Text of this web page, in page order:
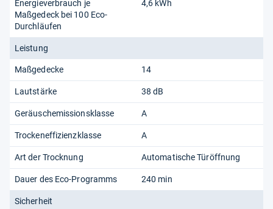
Energieverbrauch je
Maßgedeck bei 100 Eco-
Durchläufen
4,6 kWh
Leistung
Maßgedecke 14
Lautstärke 38 dB
Geräuschemissionsklasse A
Trockeneffizienzklasse A
Art der Trocknung Automatische Türöffnung
Dauer des Eco-Programms 240 min
Sicherheit